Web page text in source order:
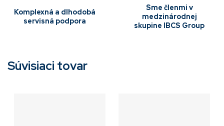
Komplexná a dlhodobá
servisná podpora
Sme členmi v
medzinárodnej
skupine IBCS Group
Súvisiaci tovar